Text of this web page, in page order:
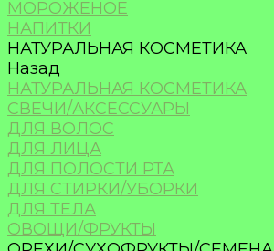
МОРОЖЕНОЕ
НАПИТКИ
НАТУРАЛЬНАЯ КОСМЕТИКА
Назад
НАТУРАЛЬНАЯ КОСМЕТИКА
СВЕЧИ/АКСЕССУАРЫ
ДЛЯ ВОЛОС
ДЛЯ ЛИЦА
ДЛЯ ПОЛОСТИ РТА
ДЛЯ СТИРКИ/УБОРКИ
ДЛЯ ТЕЛА
ОВОЩИ/ФРУКТЫ